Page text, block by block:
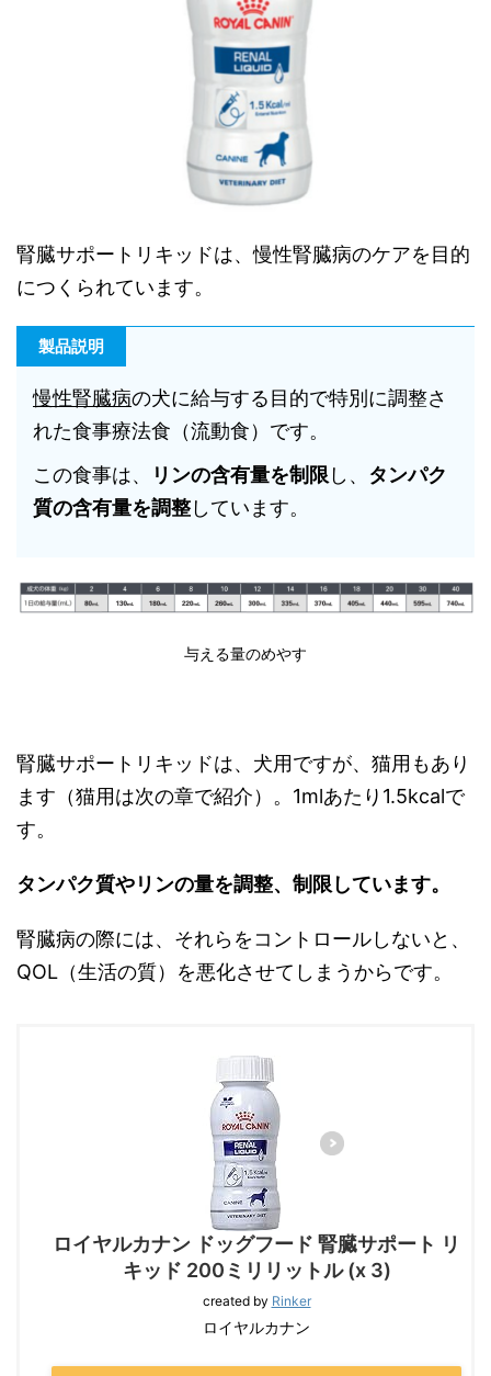
腎臓サポートリキッドは、慢性腎臓病のケアを目的
につくられています。
製品説明
慢性腎臓病の犬に給与する目的で特別に調整さ
れた食事療法食（流動食）です。
この食事は、
リンの含有量を制限し、 タンパク
質の含有量を調整しています。
与える量のめやす
腎臓サポートリキッドは、犬用ですが、猫用もあり
ます（猫用は次の章で紹介）。1mlあたり1.5kcalで
す。
タンパク質やリンの量を調整、制限しています。
腎臓病の際には、それらをコントロールしないと、
QOL（生活の質）を悪化させてしまうからです。
ロイヤルカナン ドッグフード 腎臓サポート リ
キッド 200ミリリットル (x 3)
created by Rinker
ロイヤルカナン